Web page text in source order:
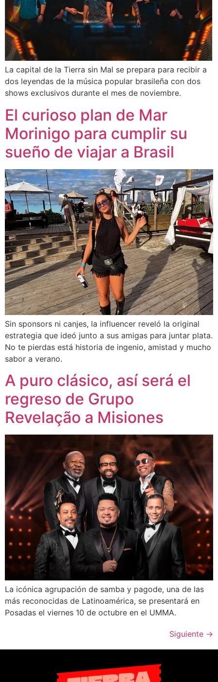
La capital de la Tierra sin Mal se prepara para recibir a
dos leyendas de la música popular brasileña con dos
shows exclusivos durante el mes de noviembre.
El curioso plan de Mar
Morinigo para cumplir su
sueño de viajar a Brasil
Sin sponsors ni canjes, la influencer reveló la original
estrategia que ideó junto a sus amigas para juntar plata.
No te pierdas está historia de ingenio, amistad y mucho
sabor a verano.
A puro clásico, así será el
regreso de Grupo
Revelação a Misiones
La icónica agrupación de samba y pagode, una de las
más reconocidas de Latinoamérica, se presentará en
Posadas el viernes 10 de octubre en el UMMA.
Siguiente →